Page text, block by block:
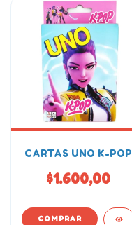
CARTAS UNO K-POP
$1.600,00